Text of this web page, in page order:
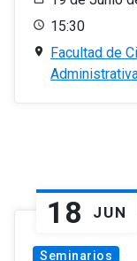
15:30
Facultad de
18 JUN
Seminarios